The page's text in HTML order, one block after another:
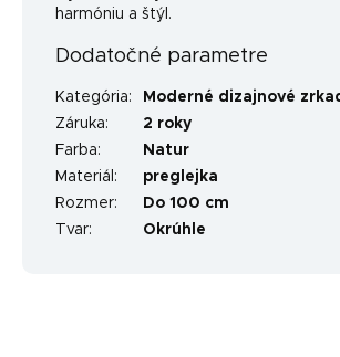
harmóniu a štýl.
Dodatočné parametre
Kategória:
Moderné dizajnové
Záruka:
2 roky
Farba:
Natur
Materiál :
preglejka
Rozmer:
Do 100 cm
Tvar: Okrúhle